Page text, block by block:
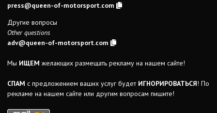
press@queen-of-motorsport.com
Другие вопросы
Other questions
adv@queen-of-motorsport.com
Мы ИЩЕМ желающих размещать рекламу на нашем сайте!
СПАМ с предложением ваших услуг будет ИГНОРИРОВАТЬСЯ! По
рекламе на нашем сайте или другим вопросам пишите!